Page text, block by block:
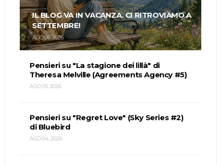
IL BLOG VA IN VACANZA. CI RITROVIAMO A
SETTEMBRE!
AGO 06, 2026
Pensieri su "La stagione dei lillà" di
Theresa Melville (Agreements Agency #5)
AGO 05, 2026
Pensieri su "Regret Love" (Sky Series #2)
di Bluebird
AGO 04, 2026